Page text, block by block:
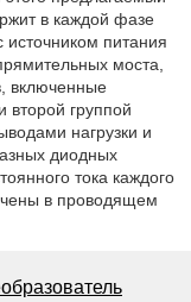
в каждой фазе
питания
моста,
включенные
второй группой
нагрузки и
диодных
тока каждого
в проводящем